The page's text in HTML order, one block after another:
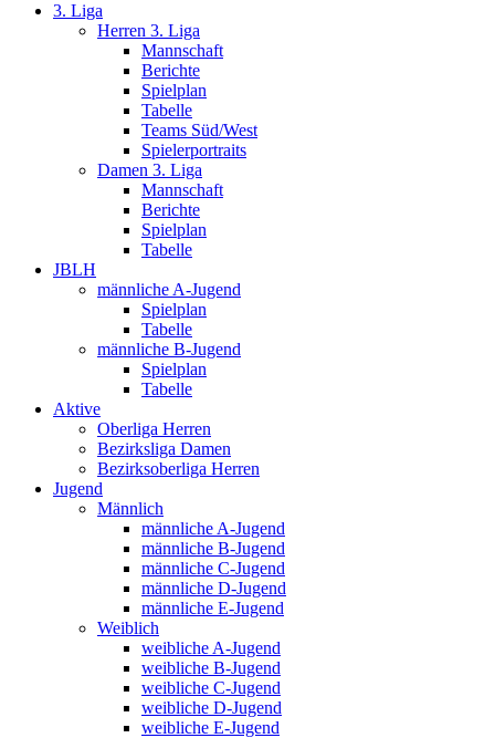
3. Liga
Herren 3. Liga
Mannschaft
Berichte
Spielplan
Tabelle
Teams Süd/West
Spielerportraits
Damen 3. Liga
Mannschaft
Berichte
Spielplan
Tabelle
JBLH
männliche A-Jugend
Spielplan
Tabelle
männliche B-Jugend
Spielplan
Tabelle
Aktive
Oberliga Herren
Bezirksliga Damen
Bezirksoberliga Herren
Jugend
Männlich
männliche A-Jugend
männliche B-Jugend
männliche C-Jugend
männliche D-Jugend
männliche E-Jugend
Weiblich
weibliche A-Jugend
weibliche B-Jugend
weibliche C-Jugend
weibliche D-Jugend
weibliche E-Jugend